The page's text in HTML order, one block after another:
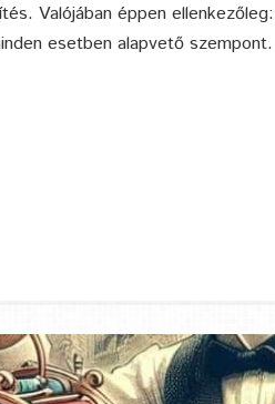
Valójában éppen
esetben alapvető